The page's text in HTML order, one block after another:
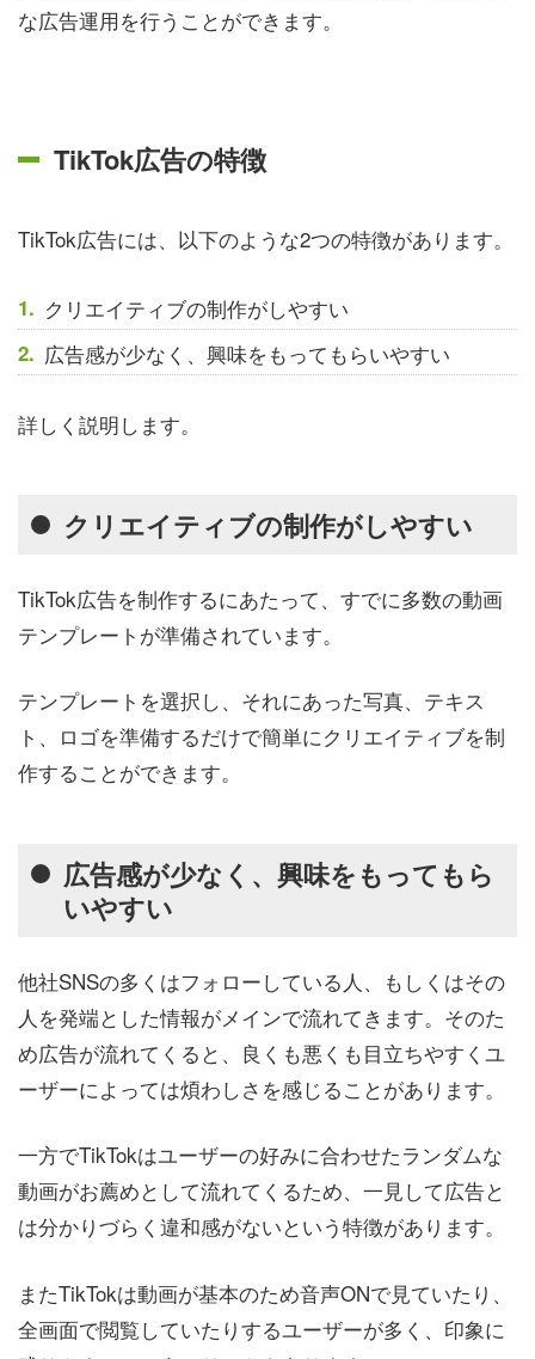
な広告運用を行うことができます。
TikTok広告の特徴
TikTok広告には、以下のような2つの特徴があります。
クリエイティブの制作がしやすい
広告感が少なく、興味をもってもらいやすい
詳しく説明します。
クリエイティブの制作がしやすい
TikTok広告を制作するにあたって、すでに多数の動画
テンプレートが準備されています。
テンプレートを選択し、それにあった写真、テキス
ト、ロゴを準備するだけで簡単にクリエイティブを制
作することができます。
広告感が少なく、興味をもってもら
いやすい
他社SNSの多くはフォローしている人、もしくはその
人を発端とした情報がメインで流れてきます。そのた
め広告が流れてくると、良くも悪くも目立ちやすくユ
ーザーによっては煩わしさを感じることがあります。
一方でTikTokはユーザーの好みに合わせたランダムな
動画がお薦めとして流れてくるため、一見して広告と
は分かりづらく違和感がないという特徴があります。
またTikTokは動画が基本のため音声ONで見ていたり、
全画面で閲覧していたりするユーザーが多く、印象に